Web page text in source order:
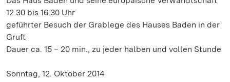
12.30 bis 16.30 Uhr
geführter Besuch der Grablege des Hauses Baden in der
Gruft
Dauer ca. 15 – 20 min., zu jeder halben und vollen Stunde
Sonntag, 12. Oktober 2014